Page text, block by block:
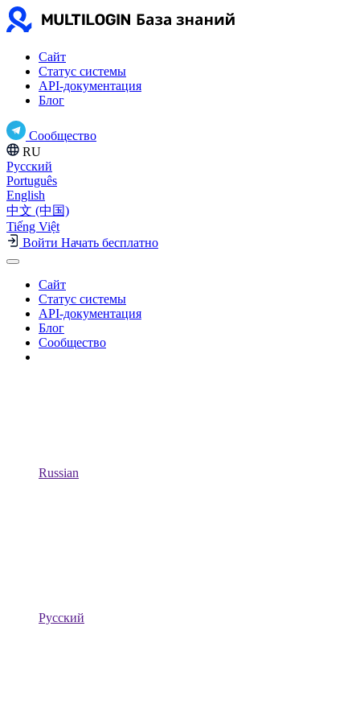
Сайт
Статус системы
API-документация
Блог
Сообщество
RU
Русский
Português
English
中文 (中国)
Tiếng Việt
Войти Начать бесплатно
Сайт
Статус системы
API-документация
Блог
Сообщество
Russian
Русский